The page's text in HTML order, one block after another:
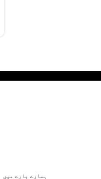
ہمارے بارے میں